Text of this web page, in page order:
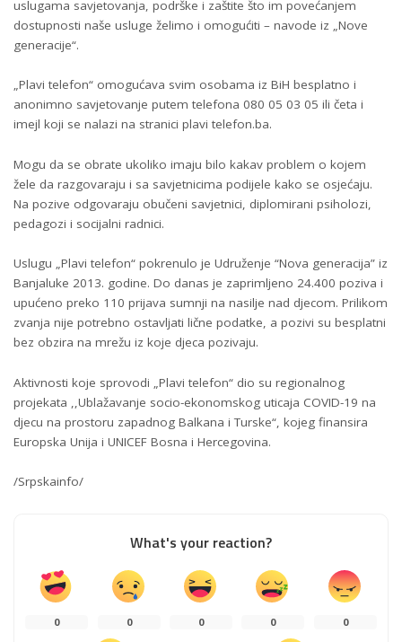
uslugama savjetovanja, podrške i zaštite što im povećanjem
dostupnosti naše usluge želimo i omogućiti – navode iz „Nove
generacije“.
„Plavi telefon“ omogućava svim osobama iz BiH besplatno i
anonimno savjetovanje putem telefona 080 05 03 05 ili četa i
imejl koji se nalazi na stranici plavi telefon.ba.
Mogu da se obrate ukoliko imaju bilo kakav problem o kojem
žele da razgovaraju i sa savjetnicima podijele kako se osjećaju.
Na pozive odgovaraju obučeni savjetnici, diplomirani psiholozi,
pedagozi i socijalni radnici.
Uslugu „Plavi telefon“ pokrenulo je Udruženje “Nova generacija” iz
Banjaluke 2013. godine. Do danas je zaprimljeno 24.400 poziva i
upućeno preko 110 prijava sumnji na nasilje nad djecom. Prilikom
zvanja nije potrebno ostavljati lične podatke, a pozivi su besplatni
bez obzira na mrežu iz koje djeca pozivaju.
Aktivnosti koje sprovodi „Plavi telefon“ dio su regionalnog
projekata ,,Ublažavanje socio-ekonomskog uticaja COVID-19 na
djecu na prostoru zapadnog Balkana i Turske“, kojeg finansira
Europska Unija i UNICEF Bosna i Hercegovina.
/Srpskainfo/
What's your reaction?
0 0 0 0 0